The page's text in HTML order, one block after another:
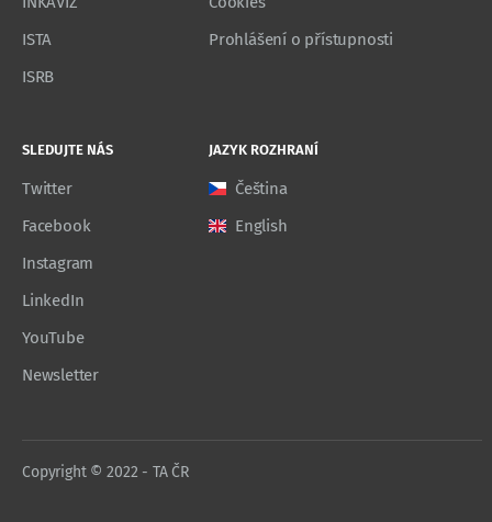
ISTA
ISRB
Prohlášení o přístupnosti
SLEDUJTE NÁS
Twitter
Facebook
Instagram
LinkedIn
YouTube
Newsletter
JAZYK ROZHRANÍ
Čeština
English
Copyright © 2022 - TA ČR